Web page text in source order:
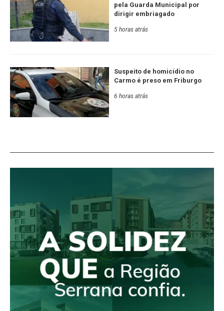
pela Guarda Municipal por
dirigir embriagado
5 horas atrás
Suspeito de homicídio no
Carmo é preso em Friburgo
6 horas atrás